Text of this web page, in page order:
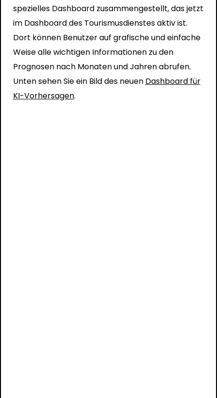
spezielles Dashboard zusammengestellt, das jetzt
im Dashboard des Tourismusdienstes aktiv ist.
Dort können Benutzer auf grafische und einfache
Weise alle wichtigen Informationen zu den
Prognosen nach Monaten und Jahren abrufen.
Unten sehen Sie ein Bild des neuen Dashboard für
KI-Vorhersagen.